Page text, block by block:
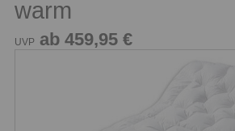
warm
UVP ab 459,95 €